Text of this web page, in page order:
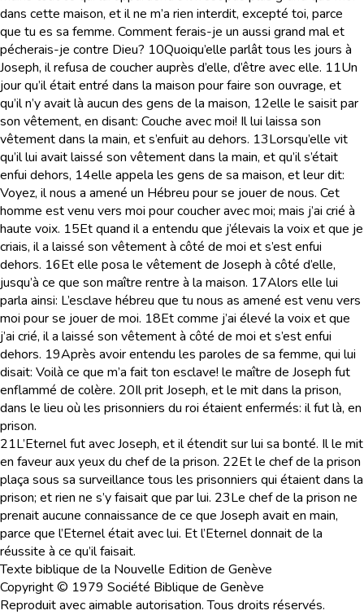
dans cette maison, et il ne m’a rien interdit, excepté toi, parce
que tu es sa femme. Comment ferais-je un aussi grand mal et
pécherais-je contre Dieu? 10Quoiqu’elle parlât tous les jours à
Joseph, il refusa de coucher auprès d’elle, d’être avec elle. 11Un
jour qu’il était entré dans la maison pour faire son ouvrage, et
qu’il n’y avait là aucun des gens de la maison, 12elle le saisit par
son vêtement, en disant: Couche avec moi! Il lui laissa son
vêtement dans la main, et s’enfuit au dehors. 13Lorsqu’elle vit
qu’il lui avait laissé son vêtement dans la main, et qu’il s’était
enfui dehors, 14elle appela les gens de sa maison, et leur dit:
Voyez, il nous a amené un Hébreu pour se jouer de nous. Cet
homme est venu vers moi pour coucher avec moi; mais j’ai crié à
haute voix. 15Et quand il a entendu que j’élevais la voix et que je
criais, il a laissé son vêtement à côté de moi et s’est enfui
dehors. 16Et elle posa le vêtement de Joseph à côté d’elle,
jusqu’à ce que son maître rentre à la maison. 17Alors elle lui
parla ainsi: L’esclave hébreu que tu nous as amené est venu vers
moi pour se jouer de moi. 18Et comme j’ai élevé la voix et que
j’ai crié, il a laissé son vêtement à côté de moi et s’est enfui
dehors. 19Après avoir entendu les paroles de sa femme, qui lui
disait: Voilà ce que m’a fait ton esclave! le maître de Joseph fut
enflammé de colère. 20Il prit Joseph, et le mit dans la prison,
dans le lieu où les prisonniers du roi étaient enfermés: il fut là, en
prison.
21L’Eternel fut avec Joseph, et il étendit sur lui sa bonté. Il le mit
en faveur aux yeux du chef de la prison. 22Et le chef de la prison
plaça sous sa surveillance tous les prisonniers qui étaient dans la
prison; et rien ne s’y faisait que par lui. 23Le chef de la prison ne
prenait aucune connaissance de ce que Joseph avait en main,
parce que l’Eternel était avec lui. Et l’Eternel donnait de la
réussite à ce qu’il faisait.
Texte biblique de la Nouvelle Edition de Genève
Copyright © 1979 Société Biblique de Genève
Reproduit avec aimable autorisation. Tous droits réservés.